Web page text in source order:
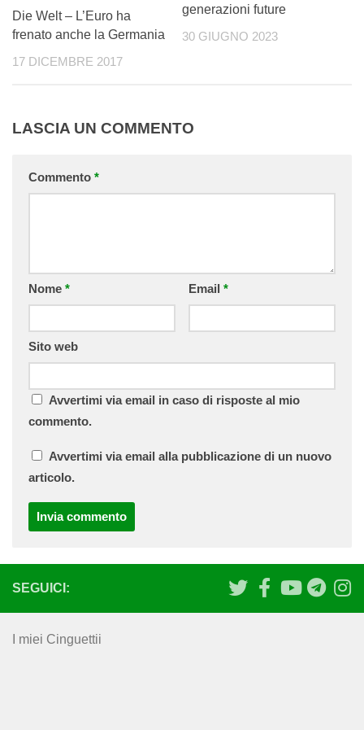
Die Welt – L’Euro ha
frenato anche la Germania
17 DICEMBRE 2017
generazioni future
30 GIUGNO 2023
LASCIA UN COMMENTO
Commento *
Nome * Email *
Sito web
Avvertimi via email in caso di risposte al mio
commento.
Avvertimi via email alla pubblicazione di un nuovo
articolo.
SEGUICI:
I miei Cinguettii